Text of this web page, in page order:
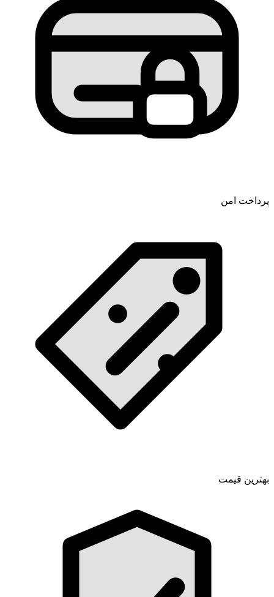
پرداخت امن
بهترین قیمت